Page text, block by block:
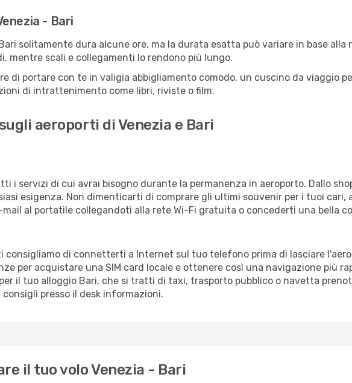
- Bari
solitamente dura alcune ore, ma la durata esatta può variare in base
mentre scali e collegamenti lo rendono più lungo.
di portare con te in valigia abbigliamento comodo, un cuscino da viaggio
di intrattenimento come libri, riviste o film.
aeroporti di Venezia e Bari
i servizi di cui avrai bisogno durante la permanenza in aeroporto. Dallo
esigenza. Non dimenticarti di comprare gli ultimi souvenir per i tuoi cari,
al portatile collegandoti alla rete Wi-Fi gratuita o concederti una bella
consigliamo di connetterti a Internet sul tuo telefono prima di lasciare
per acquistare una SIM card locale e ottenere così una navigazione più
il tuo alloggio Bari, che si tratti di taxi, trasporto pubblico o navetta
presso il desk informazioni.
il tuo volo Venezia - Bari